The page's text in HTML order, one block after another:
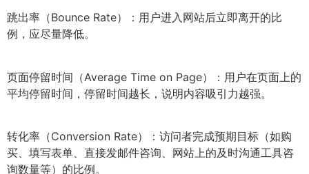
跳出率（Bounce Rate）：用户进入网站后立即离开的比
例，应尽量降低。
页面停留时间（Average Time on Page）：用户在页面上的
平均停留时间，停留时间越长，说明内容吸引力越强。
转化率（Conversion Rate）：访问者完成预期目标（如购
买、填写表单、直接发邮件咨询、网站上的及时沟通工具咨
询数量等）的比例。